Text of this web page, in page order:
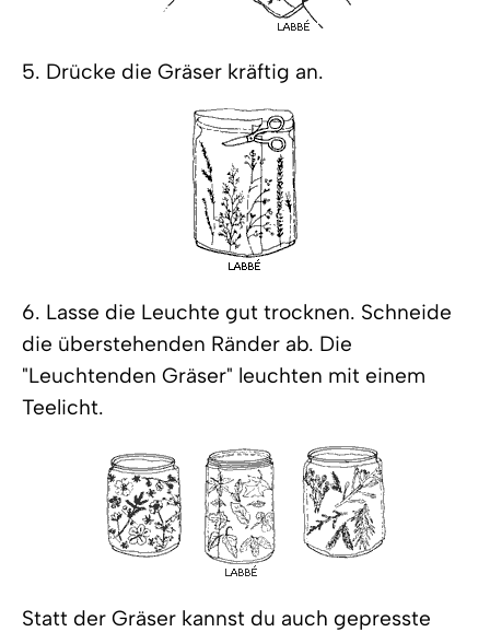
5. Drücke die Gräser kräftig an.
6. Lasse die Leuchte gut trocknen. Schneide
die überstehenden Ränder ab. Die
"Leuchtenden Gräser" leuchten mit einem
Teelicht.
Statt der Gräser kannst du auch gepresste